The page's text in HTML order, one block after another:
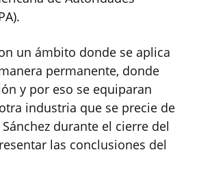
un ámbito donde se aplica
permanente, donde
y por eso se equiparan
industria que se precie de
durante el cierre del
las conclusiones del